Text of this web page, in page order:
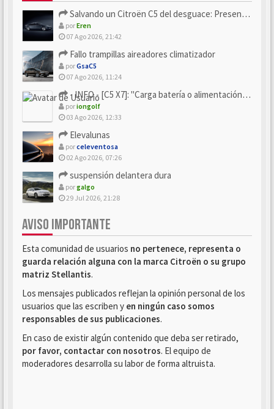
Salvando un Citroën C5 del desguace: Presentación y seguimiento
porEren
07 Ago 2026, 21:42
Fallo trampillas aireadores climatizador
porGsaC5
07 Ago 2026, 11:24
- INFO - [C5 X7]: "Carga batería o alimentación eléctri...
poriongolf
03 Ago 2026, 12:33
Elevalunas
porceleventosa
02 Ago 2026, 07:26
suspensión delantera dura
porgalgo
29 Jul 2026, 21:28
AVISO IMPORTANTE
Esta comunidad de usuarios no pertenece, representa o
guarda relación alguna con la marca Citroën o su grupo
matriz Stellantis.
Los mensajes publicados reflejan la opinión personal de los
usuarios que las escriben y en ningún caso somos
responsables de sus publicaciones.
En caso de existir algún contenido que deba ser retirado,
por favor, contactar con nosotros. El equipo de
moderadores desarrolla su labor de forma altruista.